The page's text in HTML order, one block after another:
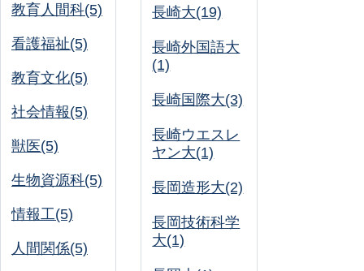
教育人間科(5)
看護福祉(5)
教育文化(5)
社会情報(5)
獣医(5)
生物資源科(5)
情報工(5)
人間関係(5)
長崎大(19)
長崎外国語大
(1)
長崎国際大(3)
長崎ウエスレ
ヤン大(1)
長岡造形大(2)
長岡技術科学
大(1)